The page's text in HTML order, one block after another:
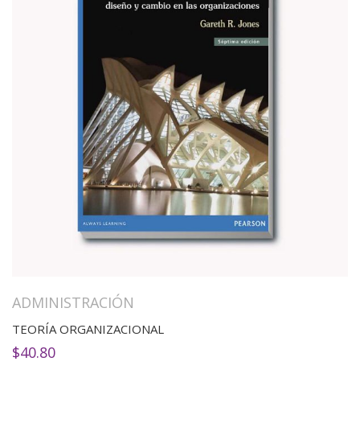
ADMINISTRACIÓN
TEORÍA ORGANIZACIONAL
$40.80